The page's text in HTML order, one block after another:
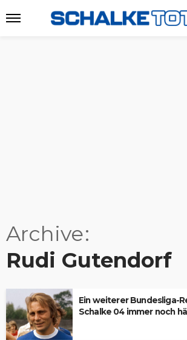
Archive
Rudi Gutendorf
Ein weiterer Bundesliga-
Schalke 04 immer noch